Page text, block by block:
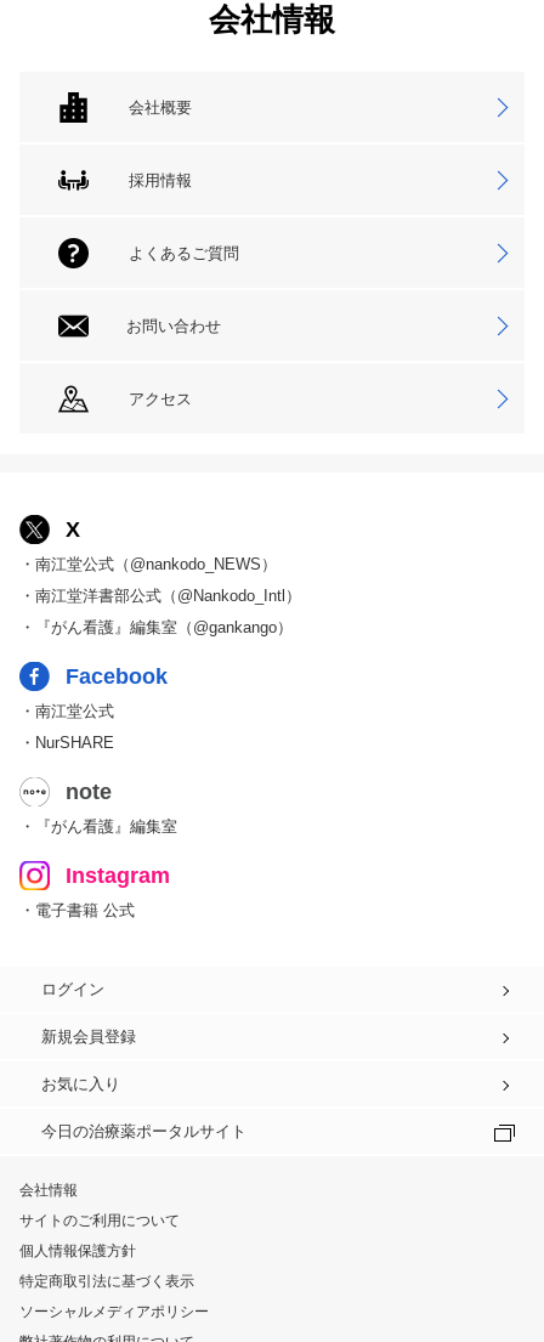
会社情報
会社概要
採用情報
よくあるご質問
お問い合わせ
アクセス
X
・南江堂公式（@nankodo_NEWS）
・南江堂洋書部公式（@Nankodo_Intl）
・『がん看護』編集室（@gankango）
Facebook
・南江堂公式
・NurSHARE
note
・『がん看護』編集室
Instagram
・電子書籍 公式
ログイン
新規会員登録
お気に入り
今日の治療薬ポータルサイト
会社情報
サイトのご利用について
個人情報保護方針
特定商取引法に基づく表示
ソーシャルメディアポリシー